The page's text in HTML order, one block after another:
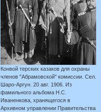
Конвой терских казаков для охраны
членов "Абрамовской" комиссии. Сел.
Шаро-Аргун. 20 авг. 1906. Из
фамильного альбома Н.С.
Иваненкова, хранящегося в
Архивном управлении Правительства